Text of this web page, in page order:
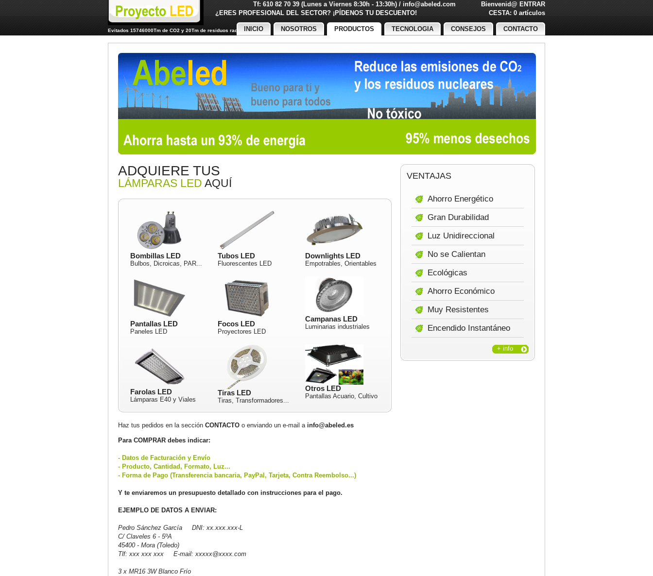
Tf: 610 82 70 39 (Lunes a Viernes 8:30h - 13:30h) / info@abeled.com Bienvenid@ ENTRAR
¿ERES PROFESIONAL DEL SECTOR? ¡PÍDENOS TU DESCUENTO!
CESTA: 0 artículos
Evitados 15746000Tm de CO2 y 20Tm de residuos radiactivos
INICIO NOSOTROS PRODUCTOS TECNOLOGIA CONSEJOS CONTACTO
VENTAJAS
Ahorro Energético
Gran Durabilidad
Luz Unidireccional
No se Calientan
Ecológicas
Ahorro Económico
Muy Resistentes
Encendido Instantáneo
+ info
ADQUIERE TUS
LÁMPARAS LED AQUÍ
Bombillas LED
Bulbos, Dicroicas, PAR...
Tubos LED
Fluorescentes LED
Downlights LED
Empotrables, Orientables
Pantallas LED
Paneles LED
Focos LED
Proyectores LED
Campanas LED
Luminarias industriales
Farolas LED
Lámparas E40 y Viales
Tiras LED
Tiras, Transformadores...
Otros LED
Pantallas Acuario, Cultivo
Haz tus pedidos en la sección CONTACTO o enviando un e-mail a info@abeled.es
Para COMPRAR debes indicar:
- Datos de Facturación y Envío
- Producto, Cantidad, Formato, Luz...
- Forma de Pago (Transferencia bancaria, PayPal, Tarjeta, Contra Reembolso...)
Y te enviaremos un presupuesto detallado con instrucciones para el pago.
EJEMPLO DE DATOS A ENVIAR:
Pedro Sánchez García DNI: xx.xxx.xxx-L
C/ Claveles 6 - 5ºA
45400 - Mora (Toledo)
Tlf: xxx xxx xxx E-mail: xxxxx@xxxx.com
3 x MR16 3W Blanco Frío